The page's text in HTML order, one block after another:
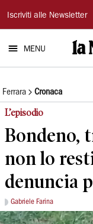
La
Nuova
Ferrara
Iscriviti alle Newsletter
MENU
Ferrara Cronaca
L’episodio
Bondeno,
non lo
denuncia
Gabriele Farina